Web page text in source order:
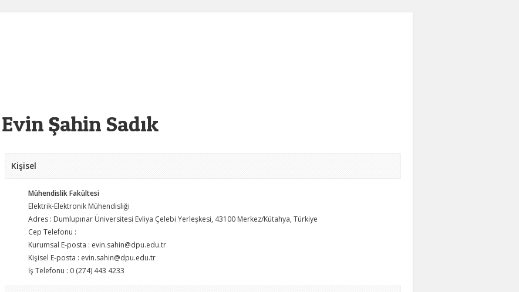
Evin Şahin Sadık
Kişisel
Mühendislik Fakültesi
Elektrik-Elektronik Mühendisliği
Adres : Dumlupınar Üniversitesi Evliya Çelebi Yerleşkesi, 43100 Merkez/Kütahya, Türkiye
Cep Telefonu :
Kurumsal E-posta : evin.sahin@dpu.edu.tr
Kişisel E-posta : evin.sahin@dpu.edu.tr
İş Telefonu : 0 (274) 443 4233